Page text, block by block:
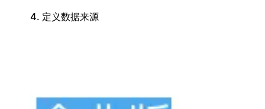
4. 定义数据来源